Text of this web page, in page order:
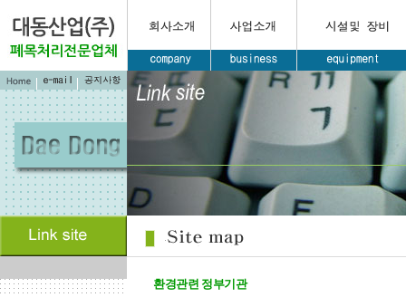
환경관련 정부기관